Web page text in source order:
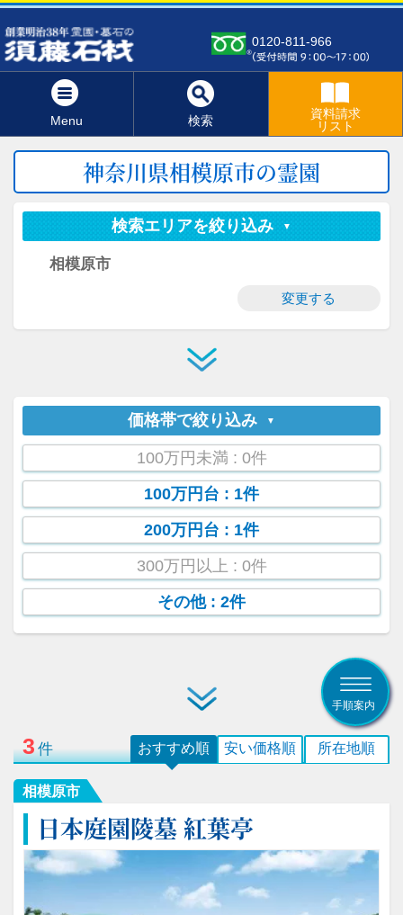
0120-811-966
Menu 検索
資料請求
リスト
神奈川県相模原市の霊園
検索エリアを絞り込み
相模原市
変更する
価格帯で絞り込み
100万円未満 : 0件
100万円台 : 1件
200万円台 : 1件
300万円以上 : 0件
その他 : 2件
手順案内
3件 所在地順
安い価格順
おすすめ順
相模原市
日本庭園陵墓 紅葉亭